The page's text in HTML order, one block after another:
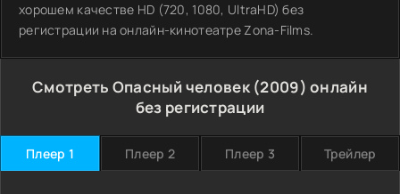
хорошем качестве HD (720, 1080, UltraHD) без
регистрации на онлайн-кинотеатре Zona-Films.
Смотреть Опасный человек (2009) онлайн
без регистрации
Плеер 1 Плеер 2 Плеер 3 Трейлер